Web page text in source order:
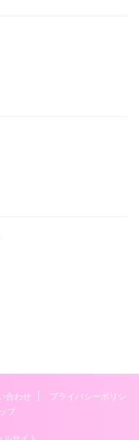
合わせ
プライバシーポリシ
プ